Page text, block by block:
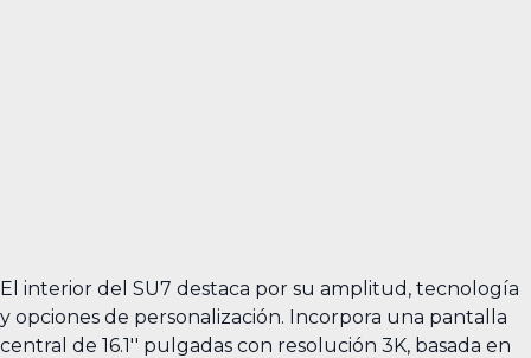
El interior del SU7 destaca por su amplitud, tecnología
y opciones de personalización. Incorpora una pantalla
central de 16.1'' pulgadas con resolución 3K, basada en